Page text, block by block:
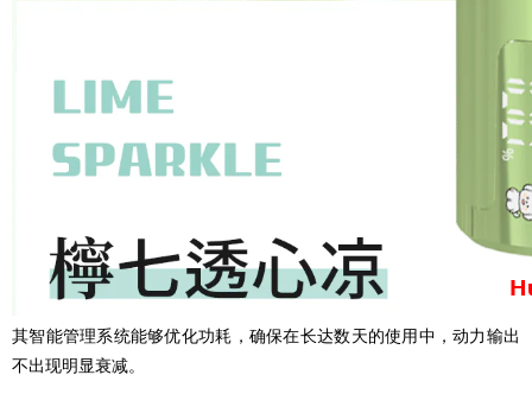
其智能管理系统能够优化功耗，确保在长达数天的使用中，动力输出
不出现明显衰减。